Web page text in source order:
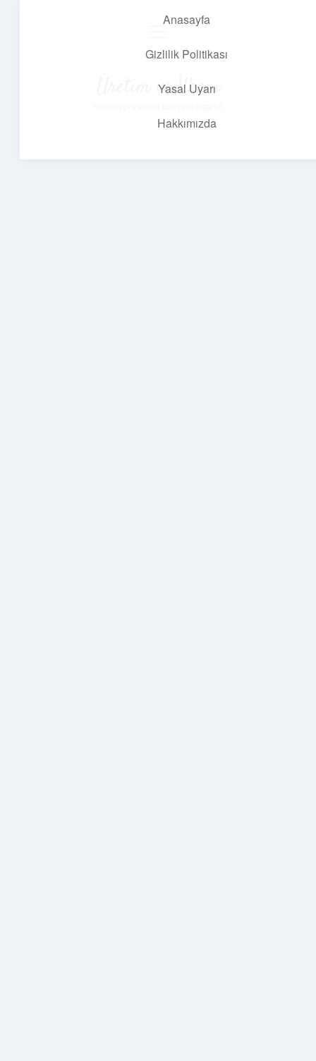
Anasayfa
Gizlilik Politikası
Yasal Uyarı
Hakkımızda
Üretim ve İlham